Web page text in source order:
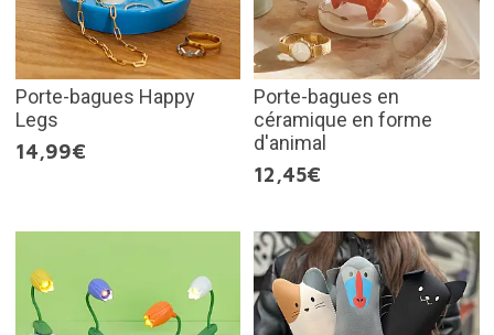
Porte-bagues Happy
Legs
14,99€
Porte-bagues en
céramique en forme
d'animal
12,45€